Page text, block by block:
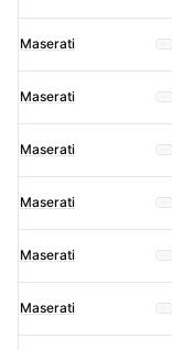
in
1953
Maserati
Maserati
Maserati
Maserati
Maserati
Maserati